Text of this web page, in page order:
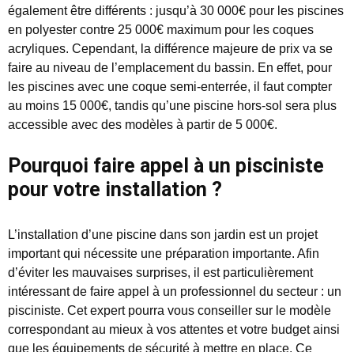
également être différents : jusqu’à 30 000€ pour les piscines
en polyester contre 25 000€ maximum pour les coques
acryliques. Cependant, la différence majeure de prix va se
faire au niveau de l’emplacement du bassin. En effet, pour
les piscines avec une coque semi-enterrée, il faut compter
au moins 15 000€, tandis qu’une piscine hors-sol sera plus
accessible avec des modèles à partir de 5 000€.
Pourquoi faire appel à un pisciniste
pour votre installation ?
L’installation d’une piscine dans son jardin est un projet
important qui nécessite une préparation importante. Afin
d’éviter les mauvaises surprises, il est particulièrement
intéressant de faire appel à un professionnel du secteur : un
pisciniste. Cet expert pourra vous conseiller sur le modèle
correspondant au mieux à vos attentes et votre budget ainsi
que les équipements de sécurité à mettre en place. Ce